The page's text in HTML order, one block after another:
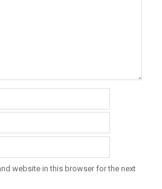
website in this browser for the next